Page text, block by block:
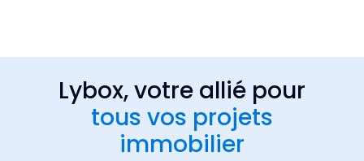
Lybox, votre allié pour
tous vos projets
immobilier